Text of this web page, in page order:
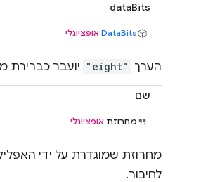
dataBits
DataBits אופציונלי
הערך "eight" יועבר כברירת
שם
מחרוזת אופציונלי
מחרוזת שמוגדרת על ידי
לחיבור.